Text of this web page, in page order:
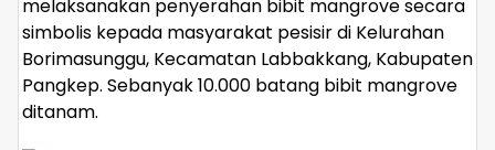
melaksanakan penyerahan bibit mangrove secara
simbolis kepada masyarakat pesisir di Kelurahan
Borimasunggu, Kecamatan Labbakkang, Kabupaten
Pangkep. Sebanyak 10.000 batang bibit mangrove
ditanam.